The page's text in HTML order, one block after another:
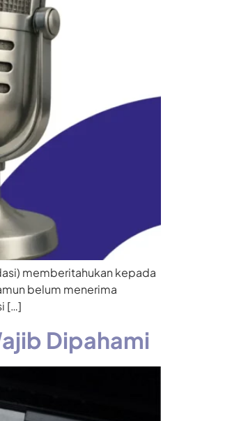
memberitahukan kepada
belum menerima
[…]
Dipahami